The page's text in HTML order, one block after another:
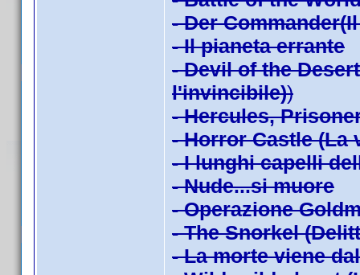
- Der
- Il pianeta errante
- Devil of the
l'invincibile))
- Hercules,
- Horror Castle (La
- I lunghi capelli
- Nude...si muore
- Operazione
- The Snorkel
- La morte viene